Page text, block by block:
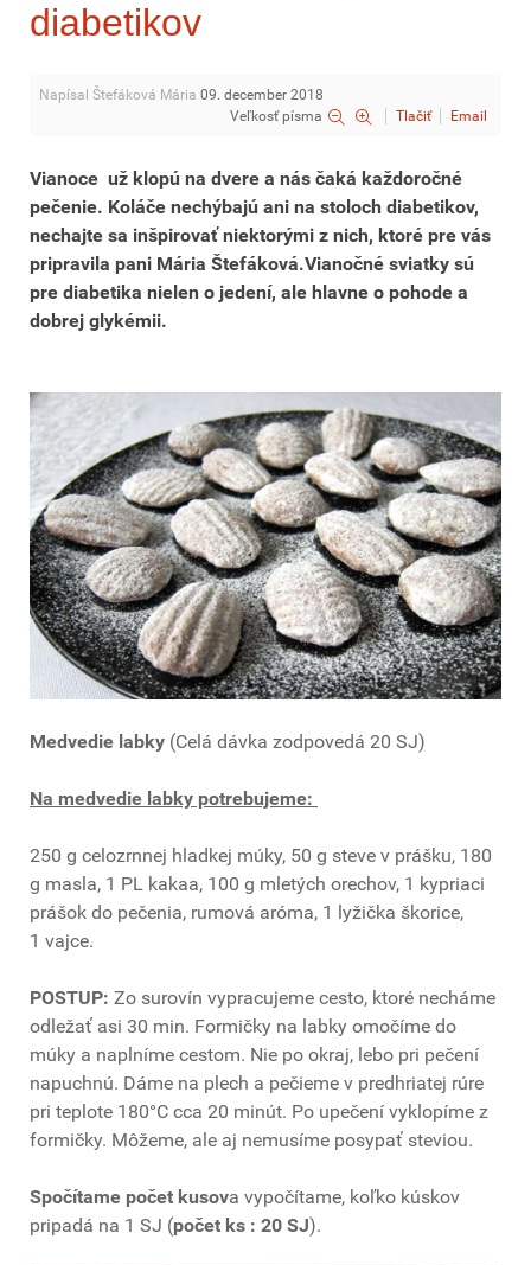
diabetikov
Napísal Štefáková Mária 09. december 2018
Veľkosť písma
Tlačiť Email
Vianoce už klopú na dvere a nás čaká každoročné
pečenie. Koláče nechýbajú ani na stoloch diabetikov,
nechajte sa inšpirovať niektorými z nich, ktoré pre vás
pripravila pani Mária Štefáková.Vianočné sviatky sú
pre diabetika nielen o jedení, ale hlavne o pohode a
dobrej glykémii.
Medvedie labky (Celá dávka zodpovedá 20 SJ)
Na medvedie labky potrebujeme:
250 g celozrnnej hladkej múky, 50 g steve v prášku, 180
g masla, 1 PL kakaa, 100 g mletých orechov, 1 kypriaci
prášok do pečenia, rumová aróma, 1 lyžička škorice,
1 vajce.
POSTUP: Zo surovín vypracujeme cesto, ktoré necháme
odležať asi 30 min. Formičky na labky omočíme do
múky a naplníme cestom. Nie po okraj, lebo pri pečení
napuchnú. Dáme na plech a pečieme v predhriatej rúre
pri teplote 180°C cca 20 minút. Po upečení vyklopíme z
formičky. Môžeme, ale aj nemusíme posypať steviou.
Spočítame počet kusova vypočítame, koľko kúskov
pripadá na 1 SJ (počet ks : 20 SJ).